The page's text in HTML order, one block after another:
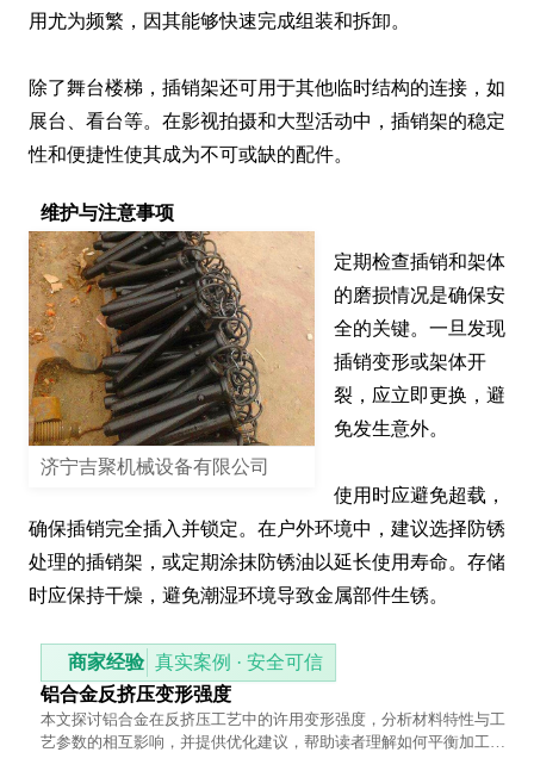
用尤为频繁，因其能够快速完成组装和拆卸。
除了舞台楼梯，插销架还可用于其他临时结构的连接，如
展台、看台等。在影视拍摄和大型活动中，插销架的稳定
性和便捷性使其成为不可或缺的配件。
维护与注意事项
济宁吉聚机械设备有限公司
定期检查插销和架体
的磨损情况是确保安
全的关键。一旦发现
插销变形或架体开
裂，应立即更换，避
免发生意外。
使用时应避免超载，
确保插销完全插入并锁定。在户外环境中，建议选择防锈
处理的插销架，或定期涂抹防锈油以延长使用寿命。存储
时应保持干燥，避免潮湿环境导致金属部件生锈。
商家经验 真实案例 · 安全可信
铝合金反挤压变形强度
本文探讨铝合金在反挤压工艺中的许用变形强度，分析材料特性与工
艺参数的相互影响，并提供优化建议，帮助读者理解如何平衡加工效